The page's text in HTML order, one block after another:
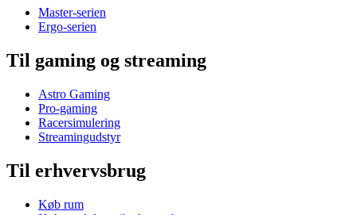
Master-serien
Ergo-serien
Til gaming og streaming
Astro Gaming
Pro-gaming
Racersimulering
Streamingudstyr
Til erhvervsbrug
Køb rum